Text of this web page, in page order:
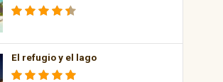
El refugio y el lago